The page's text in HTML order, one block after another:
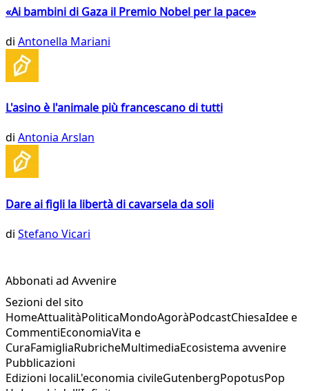
«Ai bambini di Gaza il Premio Nobel per la pace»
di Antonella Mariani
L'asino è l'animale più francescano di tutti
di Antonia Arslan
Dare ai figli la libertà di cavarsela da soli
di Stefano Vicari
Abbonati ad Avvenire
Sezioni del sito
HomeAttualitàPoliticaMondoAgoràPodcastChiesaIdee e
CommentiEconomiaVita e
CuraFamigliaRubricheMultimediaEcosistema avvenire
Pubblicazioni
Edizioni localiL'economia civileGutenbergPopotusPop